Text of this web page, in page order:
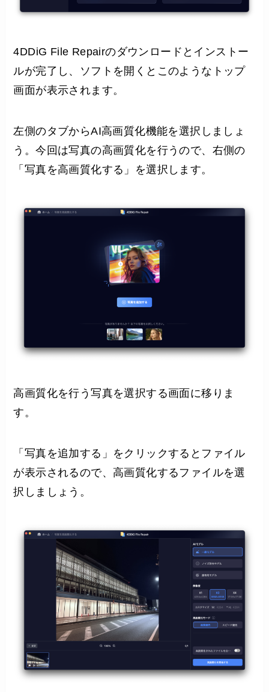
4DDiG File Repairのダウンロードとインストー
ルが完了し、ソフトを開くとこのようなトップ
画面が表示されます。
左側のタブからAI高画質化機能を選択しましょ
う。今回は写真の高画質化を行うので、右側の
「写真を高画質化する」を選択します。
高画質化を行う写真を選択する画面に移りま
す。
「写真を追加する」をクリックするとファイル
が表示されるので、高画質化するファイルを選
択しましょう。